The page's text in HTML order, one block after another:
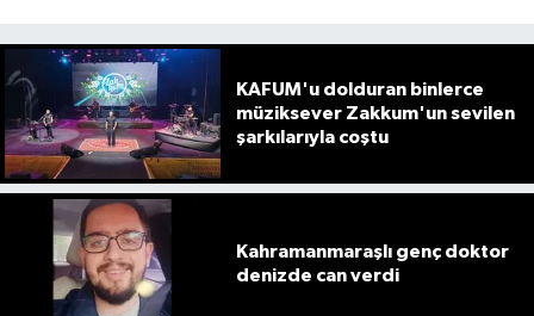
KAFUM'u dolduran binlerce
müziksever Zakkum'un sevilen
şarkılarıyla coştu
Kahramanmaraşlı genç doktor
denizde can verdi